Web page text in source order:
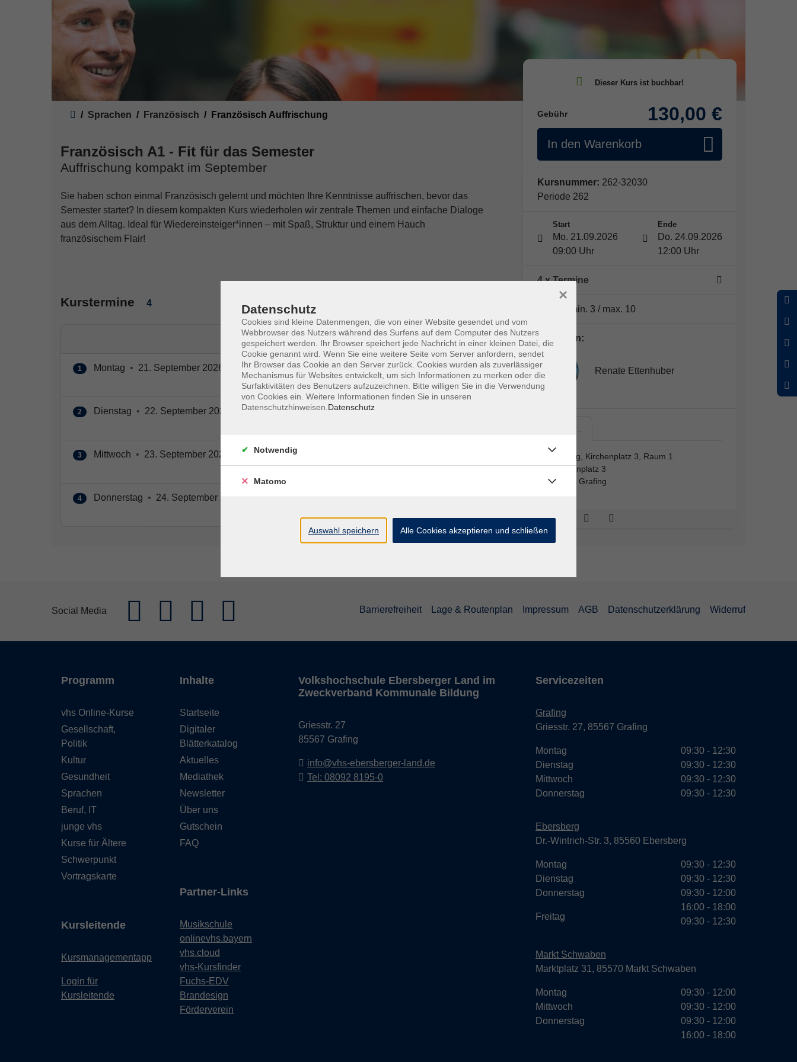
Sprachen Französisch Französisch Auffrischung
Französisch A1 - Fit für das Semester
Auffrischung kompakt im September
Sie haben schon einmal Französisch gelernt und möchten Ihre Kenntnisse auffrischen, bevor das
Semester startet? In diesem kompakten Kurs wiederholen wir zentrale Themen und einfache Dialoge
aus dem Alltag. Ideal für Wiedereinsteiger*innen – mit Spaß, Struktur und einem Hauch
französischem Flair!
Kurstermine 4
Ort / Raum
1 Montag • 21. September 2026 09:00 – 12:00 Uhr
Grafing, Kirchenplatz 3,
Raum 1
2 Dienstag • 22. September 2026 09:00 – 12:00 Uhr
Grafing, Kirchenplatz 3,
3 Mittwoch • 23. September 2026 09:00 – 12:00 Uhr
Raum 1
4 Donnerstag • 24. September 2026 • 09:00 – 12:00 Uhr
Grafing, Kirchenplatz 3,
Gebühr 130,00 €
In den Warenkorb
Kursnummer: 262-32030
Periode 262
Start
Mo. 21.09.2026
09:00 Uhr
Ende
Do. 24.09.2026
12:00 Uhr
4 x Termine
min. 3 / max. 10
Dozent*in:
Renate Ettenhuber
Grafing,…
Grafing, Kirchenplatz 3, Raum 1
Kirchenplatz 3
85567 Grafing
Social Media Barrierefreiheit Lage & Routenplan Impressum AGB Datenschutzerklärung Widerruf
Programm
vhs Online-Kurse
Gesellschaft,
Politik
Kultur
Gesundheit
Sprachen
Beruf, IT
junge vhs
Kurse für Ältere
Schwerpunkt
Vortragskarte
Kursleitende
Kursmanagementapp
Login für
Kursleitende
Inhalte
Startseite
Digitaler
Blätterkatalog
Aktuelles
Mediathek
Newsletter
Über uns
Gutschein
FAQ
Partner-Links
Musikschule
onlinevhs.bayern
vhs.cloud
vhs-Kursfinder
Fuchs-EDV
Brandesign
Förderverein
Volkshochschule Ebersberger Land im
Zweckverband Kommunale Bildung
Griesstr. 27
85567 Grafing
info@vhs-ebersberger-land.de
Tel: 08092 8195-0
Servicezeiten
Grafing
Griesstr. 27, 85567 Grafing
Montag
Dienstag
Mittwoch
Donnerstag
09:30 - 12:30
09:30 - 12:30
09:30 - 12:30
09:30 - 12:30
Ebersberg
Dr.-Wintrich-Str. 3, 85560 Ebersberg
Montag
Dienstag
Donnerstag
Freitag
09:30 - 12:30
09:30 - 12:30
09:30 - 12:00
16:00 - 18:00
09:30 - 12:30
Markt Schwaben
Marktplatz 31, 85570 Markt Schwaben
Montag
Mittwoch
Donnerstag
09:30 - 12:00
09:30 - 12:00
09:30 - 12:00
16:00 - 18:00
Datenschutz
Cookies sind kleine Datenmengen, die von einer Website gesendet und vom
Webbrowser des Nutzers während des Surfens auf dem Computer des Nutzers
gespeichert werden. Ihr Browser speichert jede Nachricht in einer kleinen Datei, die
Cookie genannt wird. Wenn Sie eine weitere Seite vom Server anfordern, sendet
Ihr Browser das Cookie an den Server zurück. Cookies wurden als zuverlässiger
Mechanismus für Websites entwickelt, um sich Informationen zu merken oder die
Surfaktivitäten des Benutzers aufzuzeichnen. Bitte willigen Sie in die Verwendung
von Cookies ein. Weitere Informationen finden Sie in unseren
Datenschutzhinweisen. Datenschutz
×
Notwendig
Matomo
Auswahl speichern Alle Cookies akzeptieren und schließen